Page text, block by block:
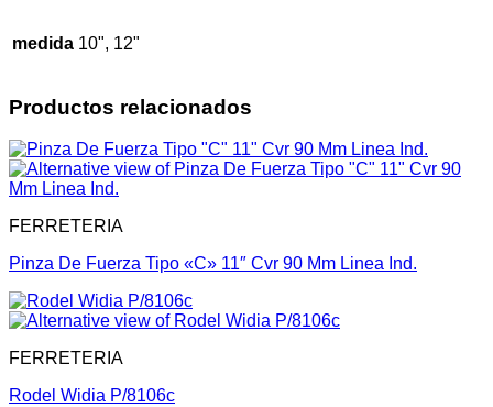
medida 10", 12"
Productos relacionados
FERRETERIA
Pinza De Fuerza Tipo «C» 11″ Cvr 90 Mm Linea Ind.
FERRETERIA
Rodel Widia P/8106c